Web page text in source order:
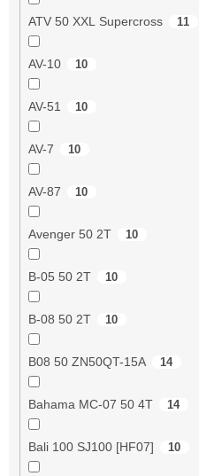
ATV 50 XXL Supercross 11
AV-10 10
AV-51 10
AV-7 10
AV-87 10
Avenger 50 2T 10
B-05 50 2T 10
B-08 50 2T 10
B08 50 ZN50QT-15A 14
Bahama MC-07 50 4T 14
Bali 100 SJ100 [HF07] 10